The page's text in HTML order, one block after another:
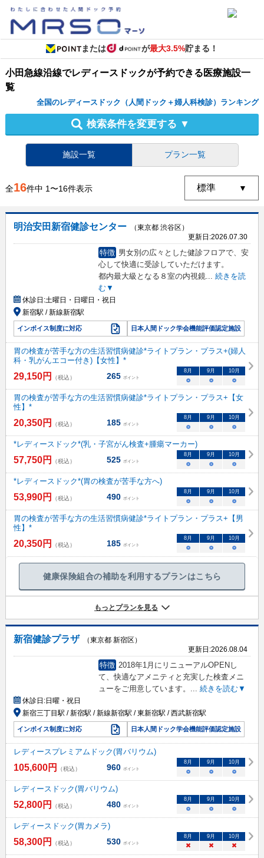
または が最大3.5%貯まる！
小田急線沿線でレディースドックが予約できる医療施設一
覧
全国のレディースドック（人間ドック＋婦人科検診）ランキング
検索条件を変更する ▼
施設一覧 プラン一覧
全16件中 1〜16件表示
明治安田新宿健診センター
（東京都 渋谷区）
更新日:2026.07.30
特徴 男女別の広々とした健診フロアで、安
心して快適に受診していただけます。
都内最大級となる８室の内視鏡... 続きを読
む▼
休診日:土曜日・日曜日・祝日
新宿駅 / 新線新宿駅
インボイス制度に対応 日本人間ドック学会機能評価認定施設
胃の検査が苦手な方の生活習慣病健診*ライトプラン・プラス+(婦人
科・乳がんエコー付き)【女性】*
29,150円 （税込） 265 ポイント
8月 9月 10月
○ ○ ○
胃の検査が苦手な方の生活習慣病健診*ライトプラン・プラス+【女
性】*
20,350円 （税込） 185 ポイント
8月 9月 10月
○ ○ ○
*レディースドック*(乳・子宮がん検査+腫瘍マーカー)
57,750円 （税込） 525 ポイント
8月 9月 10月
○ ○ ○
*レディースドック*(胃の検査が苦手な方へ)
53,990円 （税込） 490 ポイント
8月 9月 10月
○ ○ ○
胃の検査が苦手な方の生活習慣病健診*ライトプラン・プラス+【男
性】*
20,350円 （税込） 185 ポイント
8月 9月 10月
○ ○ ○
健康保険組合の補助を利用するプランはこちら
もっとプランを見る
新宿健診プラザ
（東京都 新宿区）
更新日:2026.08.04
特徴 2018年1月にリニューアルOPENし
て、快適なアメニティと充実した検査メニ
ューをご用意しています。 ... 続きを読む▼
休診日:日曜・祝日
新宿三丁目駅 / 新宿駅 / 新線新宿駅 / 東新宿駅 / 西武新宿駅
インボイス制度に対応 日本人間ドック学会機能評価認定施設
レディースプレミアムドック(胃バリウム)
105,600円 （税込） 960 ポイント
8月 9月 10月
○ ○ ○
レディースドック(胃バリウム)
52,800円 （税込） 480 ポイント
8月 9月 10月
○ ○ ○
レディースドック(胃カメラ)
58,300円 （税込） 530 ポイント
8月 9月 10月
× × ×